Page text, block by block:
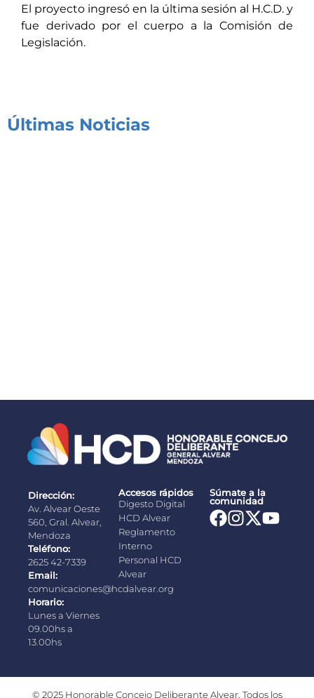
El proyecto ingresó en la última sesión al H.C.D. y
fue derivado por el cuerpo a la Comisión de
Legislación.
Últimas Noticias
Dirección:
Av. Alvear Oeste
560, Gral. Alvear,
Mendoza
Teléfono:
2625 42-7339
Email:
comunicaciones@hcdalvear.org
Horario:
Lunes a Viernes
09.00hs a
13.00hs
Accesos rápidos
Digesto Digital
HCD Alvear
Reglamento
Interno
Personal HCD
Alvear
Súmate a la
comunidad
© 2025 Honorable Concejo Deliberante Alvear. Todos los